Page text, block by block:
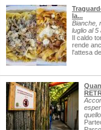
la...
Bianche,
luglio al 5
Il caldo
rende
l'attesa